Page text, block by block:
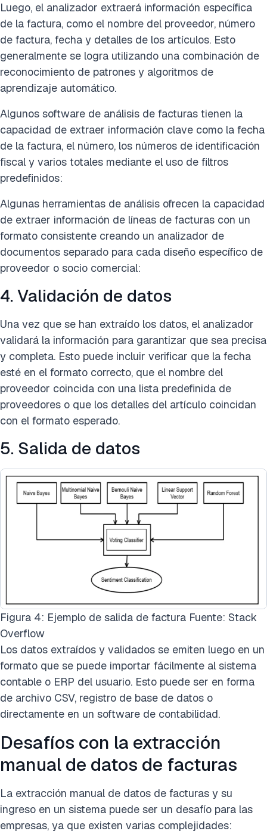
Luego, el analizador extraerá información específica
de la factura, como el nombre del proveedor, número
de factura, fecha y detalles de los artículos. Esto
generalmente se logra utilizando una combinación de
reconocimiento de patrones y algoritmos de
aprendizaje automático.
Algunos software de análisis de facturas tienen la
capacidad de extraer información clave como la fecha
de la factura, el número, los números de identificación
fiscal y varios totales mediante el uso de filtros
predefinidos:
Algunas herramientas de análisis ofrecen la capacidad
de extraer información de líneas de facturas con un
formato consistente creando un analizador de
documentos separado para cada diseño específico de
proveedor o socio comercial:
4. Validación de datos
Una vez que se han extraído los datos, el analizador
validará la información para garantizar que sea precisa
y completa. Esto puede incluir verificar que la fecha
esté en el formato correcto, que el nombre del
proveedor coincida con una lista predefinida de
proveedores o que los detalles del artículo coincidan
con el formato esperado.
5. Salida de datos
Figura 4: Ejemplo de salida de factura Fuente: Stack
Overflow
Los datos extraídos y validados se emiten luego en un
formato que se puede importar fácilmente al sistema
contable o ERP del usuario. Esto puede ser en forma
de archivo CSV, registro de base de datos o
directamente en un software de contabilidad.
Desafíos con la extracción
manual de datos de facturas
La extracción manual de datos de facturas y su
ingreso en un sistema puede ser un desafío para las
empresas, ya que existen varias complejidades: